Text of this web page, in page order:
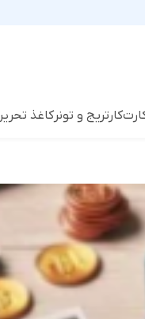
کارتریج و تونرکاغذ تحریر